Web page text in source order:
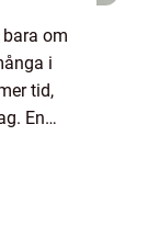
om
i
tid,
En